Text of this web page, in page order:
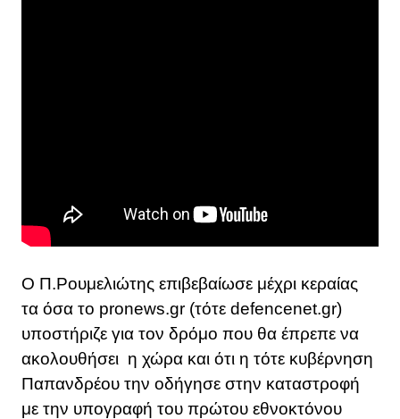
Ο Π.Ρουμελιώτης επιβεβαίωσε μέχρι κεραίας
τα όσα το pronews.gr (τότε defencenet.gr)
υποστήριζε για τον δρόμο που θα έπρεπε να
ακολουθήσει η χώρα και ότι η τότε κυβέρνηση
Παπανδρέου την οδήγησε στην καταστροφή
με την υπογραφή του πρώτου εθνοκτόνου